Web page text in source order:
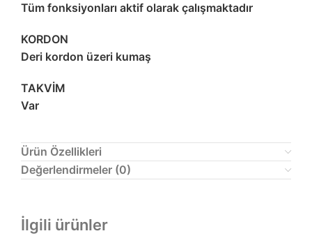
Tüm fonksiyonları aktif olarak çalışmaktadır
KORDON
Deri kordon üzeri kumaş
TAKVİM
Var
Ürün Özellikleri
Değerlendirmeler (0)
İlgili ürünler